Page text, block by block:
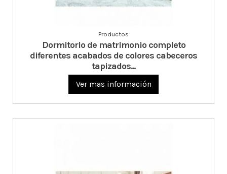
Productos
Dormitorio de matrimonio completo
diferentes acabados de colores cabeceros
tapizados...
Ver mas información